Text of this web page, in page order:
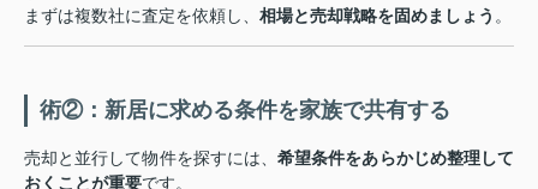
まずは複数社に査定を依頼し、 相場と売却戦略を固めましょう 。
術②：新居に求める条件を家族で共有する
売却と並行して物件を探すには、希望条件をあらかじめ整理して
おくことが重要です。